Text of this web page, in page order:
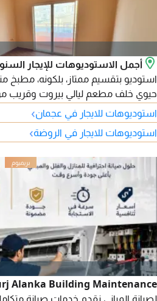
استوديو بتقسيم ممتاز، بلكونه،
حيوي خلف مطعم ليالي بيروت وقريب
للاتصال
استوديوهات للايجار في عجمان›
استوديوهات للايجار في الروضة›